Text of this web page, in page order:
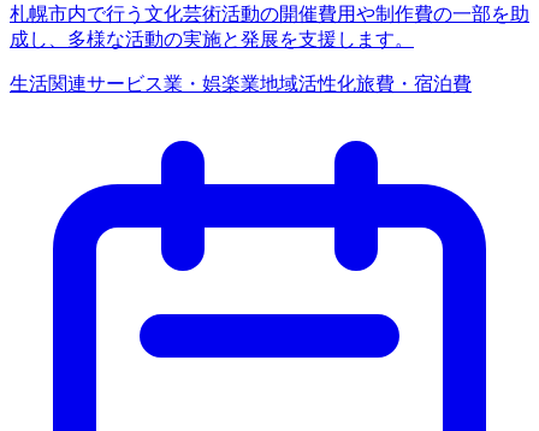
札幌市内で行う文化芸術活動の開催費用や制作費の一部を助
成し、多様な活動の実施と発展を支援します。
生活関連サービス業・娯楽業地域活性化旅費・宿泊費